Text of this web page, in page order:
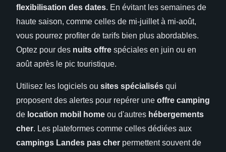
flexibilisation des dates. En évitant les semaines de
haute saison, comme celles de mi-juillet à mi-août,
vous pourrez profiter de tarifs bien plus abordables.
Optez pour des nuits offre spéciales en juin ou en
août après le pic touristique.
Utilisez les logiciels ou sites spécialisés qui
proposent des alertes pour repérer une offre camping
de location mobil home ou d'autres hébergements
cher. Les plateformes comme celles dédiées aux
campings Landes pas cher permettent souvent de